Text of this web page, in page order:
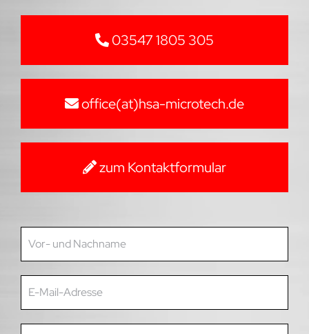
03547 1805 305
office(at)hsa-microtech.de
zum Kontaktformular